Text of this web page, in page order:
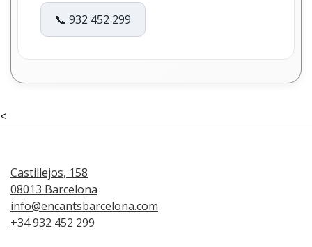
📞 932 452 299
<
Castillejos, 158
08013 Barcelona
info@encantsbarcelona.com
+34 932 452 299